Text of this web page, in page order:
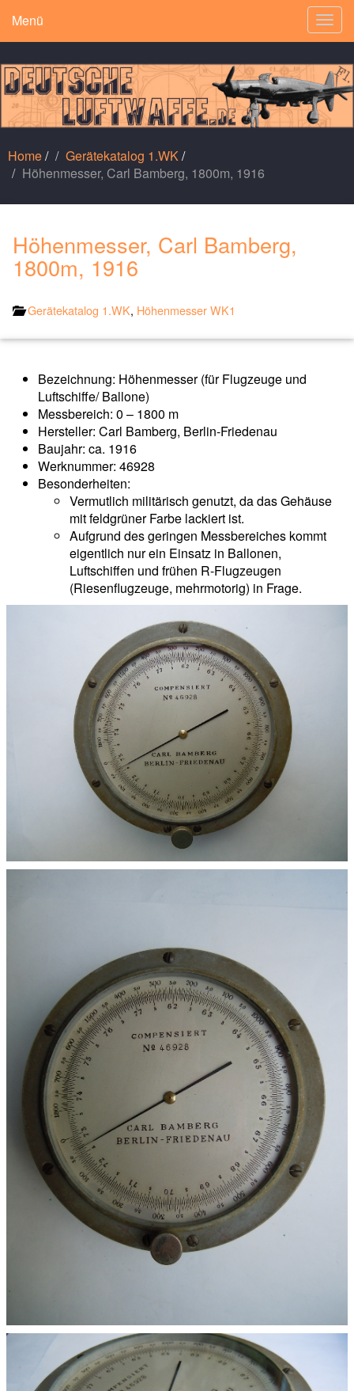
Menü
Home/ Gerätekatalog 1.WK/
Höhenmesser, Carl Bamberg, 1800m, 1916
Höhenmesser, Carl Bamberg,
1800m, 1916
Gerätekatalog 1.WK, Höhenmesser WK1
Bezeichnung: Höhenmesser (für Flugzeuge und
Luftschiffe/ Ballone)
Messbereich: 0 – 1800 m
Hersteller: Carl Bamberg, Berlin-Friedenau
Baujahr: ca. 1916
Werknummer: 46928
Besonderheiten:
Vermutlich militärisch genutzt, da das Gehäuse
mit feldgrüner Farbe lackiert ist.
Aufgrund des geringen Messbereiches kommt
eigentlich nur ein Einsatz in Ballonen,
Luftschiffen und frühen R-Flugzeugen
(Riesenflugzeuge, mehrmotorig) in Frage.